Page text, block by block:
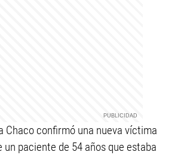
Chaco confirmó una nueva víctima
paciente de 54 años que estaba